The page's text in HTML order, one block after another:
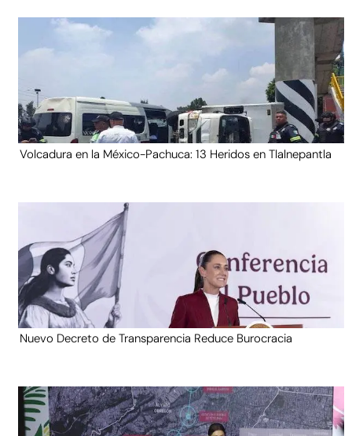
Volcadura en la México-Pachuca: 13 Heridos en Tlalnepantla
Nuevo Decreto de Transparencia Reduce Burocracia